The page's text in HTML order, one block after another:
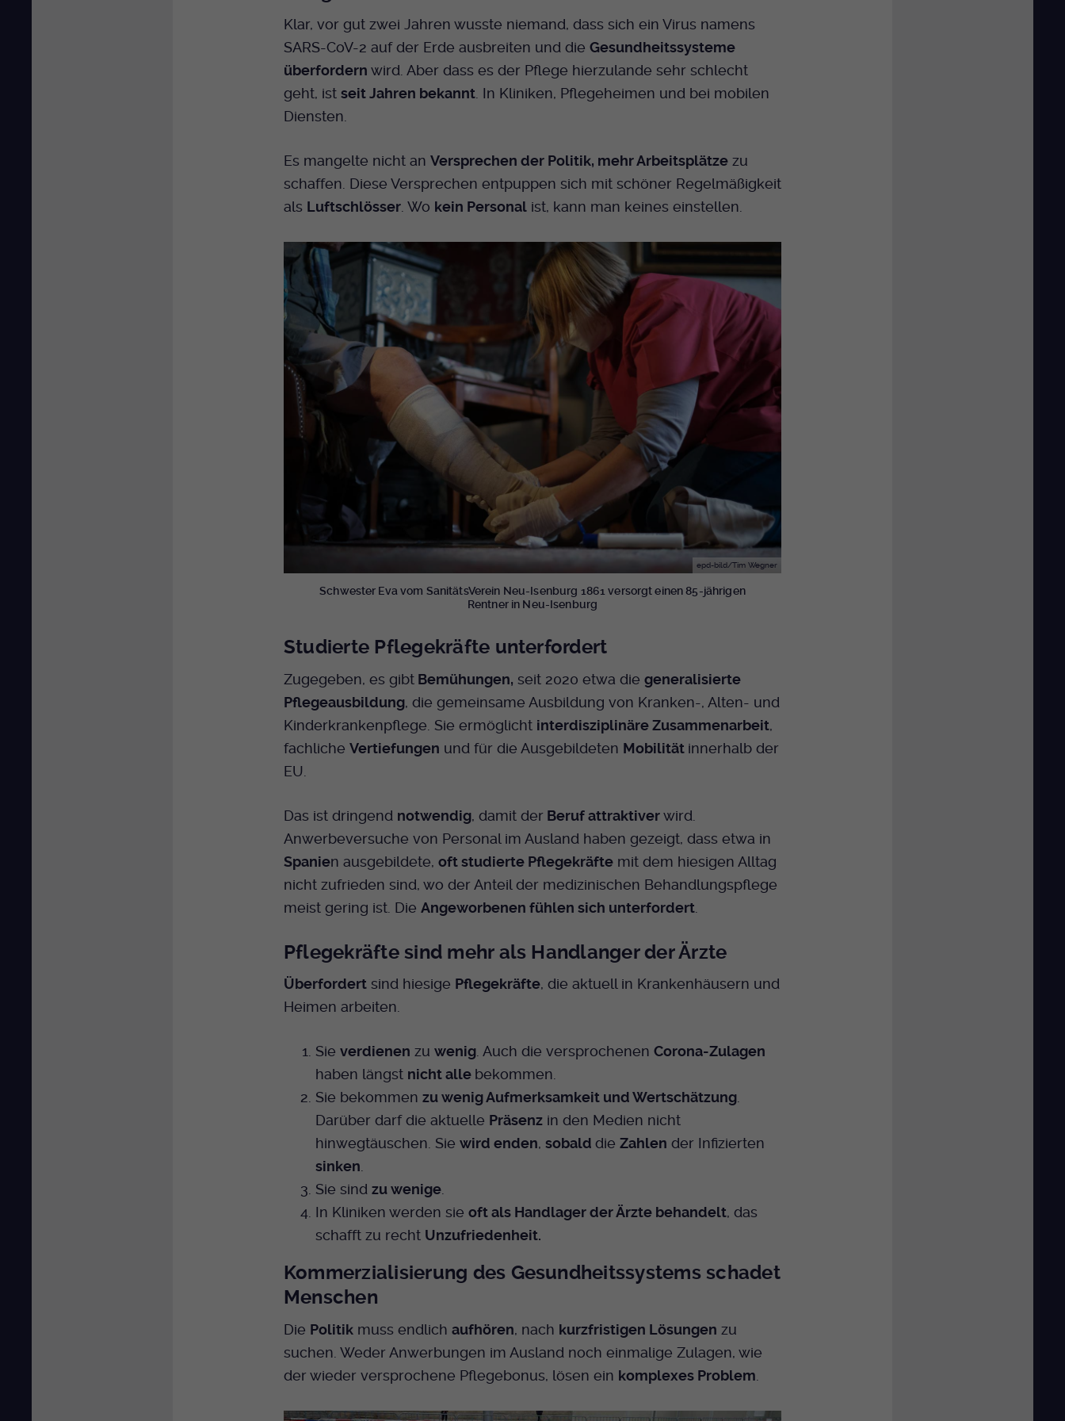
Klar, vor gut zwei Jahren wusste niemand, dass sich ein Virus namens
SARS-CoV-2 auf der Erde ausbreiten und die Gesundheitssysteme
überfordern wird. Aber dass es der Pflege hierzulande sehr schlecht
geht, ist seit Jahren bekannt. In Kliniken, Pflegeheimen und bei mobilen
Diensten.
Es mangelte nicht an Versprechen der Politik, mehr Arbeitsplätzezu
schaffen. Diese Versprechen entpuppen sich mit schöner Regelmäßigkeit
als Luftschlösser. Wo kein Personalist, kann man keines einstellen.
epd-bild/Tim Wegner
Schwester Eva vom SanitätsVerein Neu-Isenburg 1861 versorgt einen 85-jährigen
Rentner in Neu-Isenburg
Studierte Pflegekräfte unterfordert
Zugegeben, es gibtBemühungen, seit 2020 etwa die generalisierte
Pflegeausbildung, die gemeinsame Ausbildung von Kranken-, Alten- und
Kinderkrankenpflege. Sie ermöglicht interdisziplinäre Zusammenarbeit,
fachliche Vertiefungen und für die Ausgebildeten Mobilität innerhalb der
EU.
Das ist dringend notwendig, damit der Beruf attraktiverwird.
Anwerbeversuche von Personal im Ausland haben gezeigt, dass etwa in
Spanien ausgebildete, oft studierte Pflegekräftemit dem hiesigen Alltag
nicht zufrieden sind, wo der Anteil der medizinischen Behandlungspflege
meist gering ist. Die Angeworbenen fühlen sich unterfordert.
Pflegekräfte sind mehr als Handlanger der Ärzte
Überfordertsind hiesige Pflegekräfte, die aktuell in Krankenhäusern und
Heimen arbeiten.
Sie verdienen zu wenig. Auch die versprochenen Corona-Zulagen
haben längst nicht alle bekommen.
Sie bekommen zu wenig Aufmerksamkeit und Wertschätzung.
Darüber darf die aktuelle Präsenzin den Medien nicht
hinwegtäuschen. Sie wird enden, sobald die Zahlen der Infizierten
sinken.
Sie sind zu wenige.
In Kliniken werden sie oft als Handlager der Ärzte behandelt, das
schafft zu recht Unzufriedenheit.
Kommerzialisierung des Gesundheitssystems schadet
Menschen
Die Politik muss endlich aufhören, nach kurzfristigen Lösungen zu
suchen. Weder Anwerbungen im Ausland noch einmalige Zulagen, wie
der wieder versprochene Pflegebonus, lösen ein komplexes Problem
Laufzeit
Cookie am Ende der Sitzung gelöscht.
Ansonsten 1 Monat.
Einstellungen. Eine optionale Nummer nach